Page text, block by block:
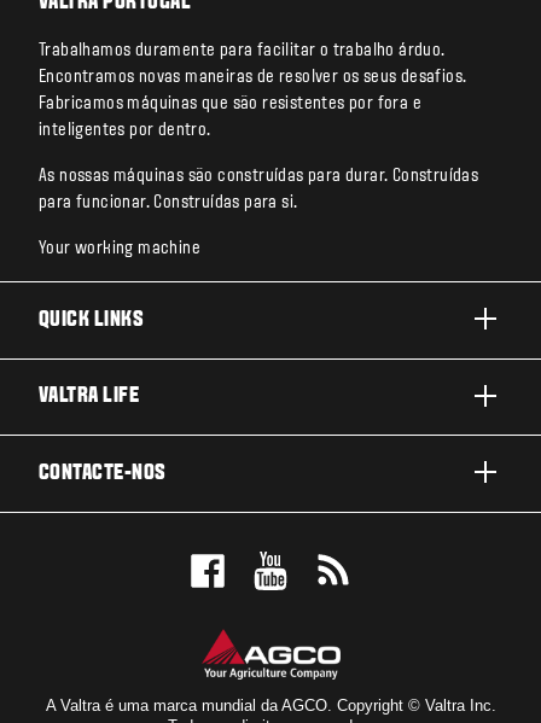
Trabalhamos duramente para facilitar o trabalho árduo.
Encontramos novas maneiras de resolver os seus desafios.
Fabricamos máquinas que são resistentes por fora e
inteligentes por dentro.
As nossas máquinas são construídas para durar. Construídas
para funcionar. Construídas para si.
Your working machine
QUICK LINKS
SOLUÇÕES TECNOLÓGICAS
VALTRA LIFE
CONTACTE-NOS
MARQUE UM TESTE DRIVE
LOCALIZADOR DE CONCESSIONARIOS
A Valtra é uma marca mundial da AGCO. Copyright © Valtra Inc.